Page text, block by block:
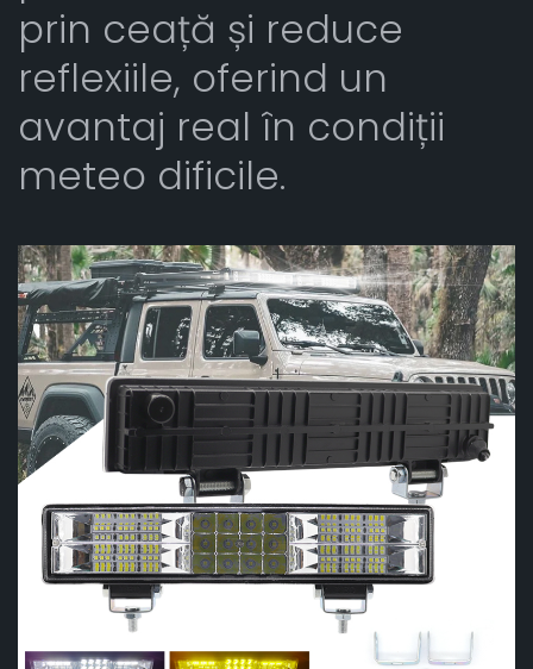
prin ceață și reduce
reflexiile, oferind un
avantaj real în condiții
meteo dificile.